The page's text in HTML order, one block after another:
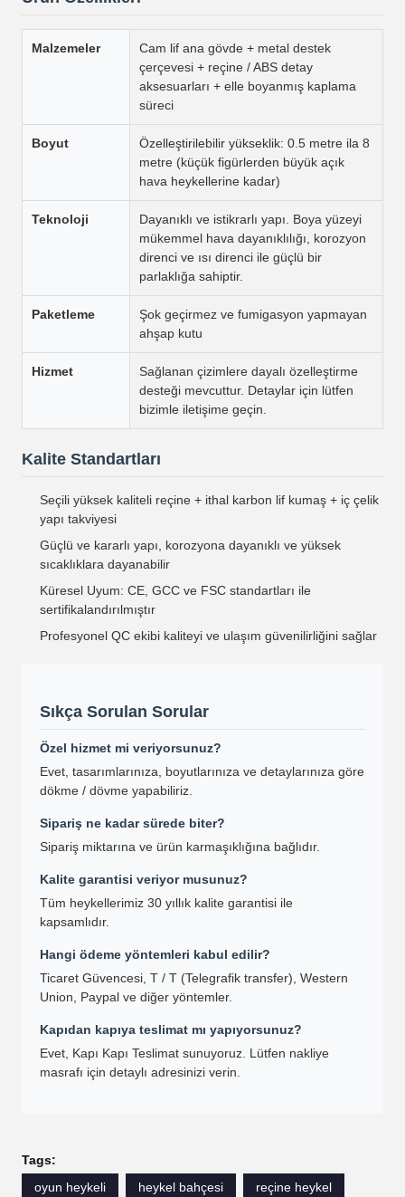
Malzemeler
Cam lif ana gövde + metal destek
çerçevesi + reçine / ABS detay
aksesuarları + elle boyanmış kaplama
süreci
Boyut
Özelleştirilebilir yükseklik: 0.5 metre ila 8
metre (küçük figürlerden büyük açık
hava heykellerine kadar)
Teknoloji
Dayanıklı ve istikrarlı yapı. Boya yüzeyi
mükemmel hava dayanıklılığı, korozyon
direnci ve ısı direnci ile güçlü bir
parlaklığa sahiptir.
Paketleme
Şok geçirmez ve fumigasyon yapmayan
ahşap kutu
Hizmet
Sağlanan çizimlere dayalı özelleştirme
desteği mevcuttur. Detaylar için lütfen
bizimle iletişime geçin.
Kalite Standartları
Seçili yüksek kaliteli reçine + ithal karbon lif kumaş + iç çelik
yapı takviyesi
Güçlü ve kararlı yapı, korozyona dayanıklı ve yüksek
sıcaklıklara dayanabilir
Küresel Uyum: CE, GCC ve FSC standartları ile
sertifikalandırılmıştır
Profesyonel QC ekibi kaliteyi ve ulaşım güvenilirliğini sağlar
Sıkça Sorulan Sorular
Özel hizmet mi veriyorsunuz?
Evet, tasarımlarınıza, boyutlarınıza ve detaylarınıza göre
dökme / dövme yapabiliriz.
Sipariş ne kadar sürede biter?
Sipariş miktarına ve ürün karmaşıklığına bağlıdır.
Kalite garantisi veriyor musunuz?
Tüm heykellerimiz 30 yıllık kalite garantisi ile
kapsamlıdır.
Hangi ödeme yöntemleri kabul edilir?
Ticaret Güvencesi, T / T (Telegrafik transfer), Western
Union, Paypal ve diğer yöntemler.
Kapıdan kapıya teslimat mı yapıyorsunuz?
Evet, Kapı Kapı Teslimat sunuyoruz. Lütfen nakliye
masrafı için detaylı adresinizi verin.
Tags:
oyun heykeli
heykel bahçesi reçine heykel